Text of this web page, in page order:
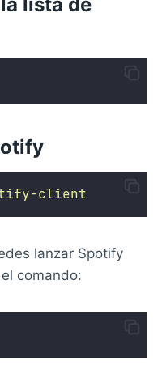
client
lanzar Spotify
comando: